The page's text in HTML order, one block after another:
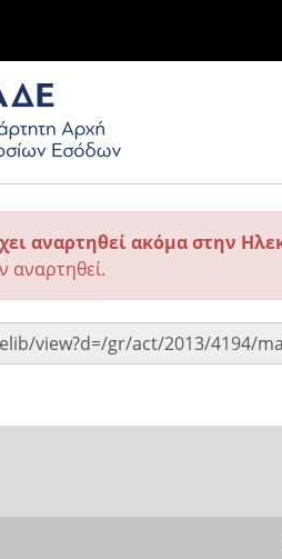
αναρτηθεί ακόμα στην
αναρτηθεί.